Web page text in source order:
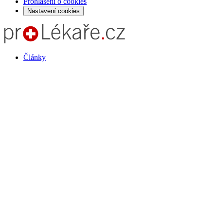
Nastavení cookies
Články